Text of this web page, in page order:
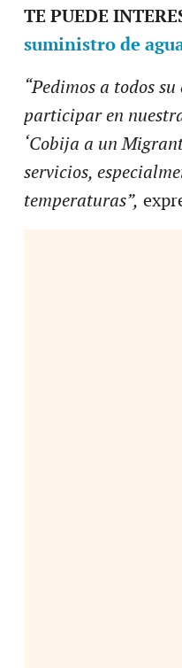
TE PUEDE
suministro de
“Pedimos a todos
participar en
‘Cobija a un
servicios,
temperaturas”,